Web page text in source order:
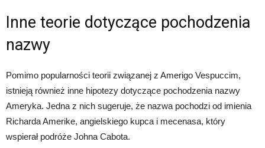
Inne teorie dotyczące pochodzenia
nazwy
Pomimo popularności teorii związanej z Amerigo Vespuccim,
istnieją również inne hipotezy dotyczące pochodzenia nazwy
Ameryka. Jedna z nich sugeruje, że nazwa pochodzi od imienia
Richarda Amerike, angielskiego kupca i mecenasa, który
wspierał podróże Johna Cabota.